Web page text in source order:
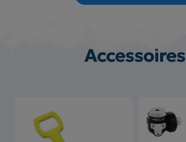
Accessoires